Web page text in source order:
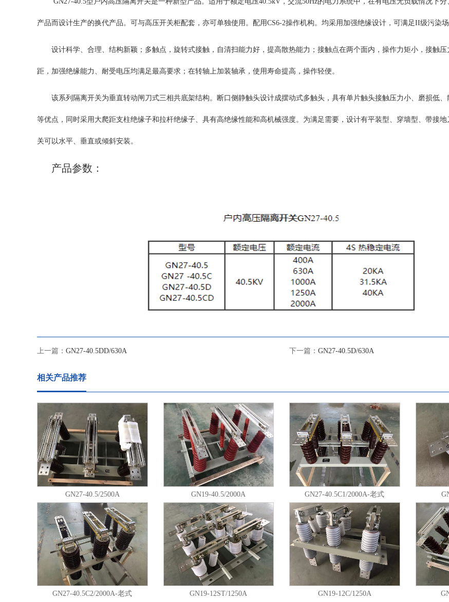
值不超过95%；24h测得的水蒸气压
值不超过1.8kPa； d、周围空气没有
外部的震动或地动可以忽略； f、特
根据用户要求协商解决。 注：海拔不
隔离开关，开关主体通过两组绝缘子
通过旋转触刀来实现开关的合阐与分
动，也可自行设计机构进行换动。
产品而设计生产的换代产品。可与高压开关柜配套，亦可单独使用。配用CS6-2操作机构。均采用加强绝缘设计，可满足II级污染场
设计科学、合理、结构新颖；多触点，旋转式接触，自清扫能力好，提高散热能力；接触点在两个面内，操作力矩小，接触
距，加强绝缘能力、耐受电压均满足最高要求；在转轴上加装轴承，使用寿命提高，操作轻便。
该系列隔离开关为垂直转动闸刀式三相共底架结构。断口侧静触头设计成摆动式多触头，具有单片触头接触压力小、磨损低
等优点，同时采用大爬距支柱绝缘子和拉杆绝缘子、具有高绝缘性能和高机械强度。为满足需要，设计有平装型、穿墙型、带接
关可以水平、垂直或倾斜安装。
产品参数：
上一篇： GN27-40.5DD/630A 下一篇： GN27-40.5D/630A
相关产品推荐
GN27-40.5/2500A GN19-40.5/2000A GN27-40.5C1/2000A-老式
GN27-40.5C2/2000A-老式 GN19-12ST/1250A GN19-12C/1250A